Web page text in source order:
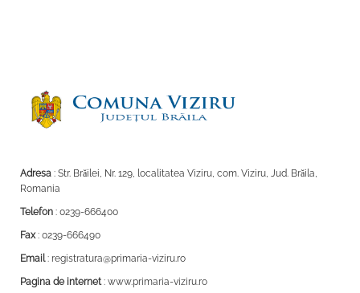
Adresa : Str. Brăilei, Nr. 129, localitatea Viziru, com. Viziru, Jud. Brăila,
Romania
Telefon : 0239-666400
Fax: 0239-666490
Email: registratura@primaria-viziru.ro
Pagina de internet : www.primaria-viziru.ro